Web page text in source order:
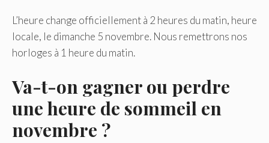
L’heure change officiellement à 2 heures du matin, heure
locale, le dimanche 5 novembre. Nous remettrons nos
horloges à 1 heure du matin.
Va-t-on gagner ou perdre
une heure de sommeil en
novembre ?